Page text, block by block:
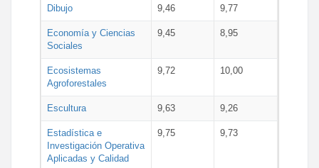
Dibujo 9,46 9,77
Economía y Ciencias
Sociales
9,45 8,95
Ecosistemas
Agroforestales
9,72 10,00
Escultura 9,63 9,26
Estadística e
Investigación Operativa
Aplicadas y Calidad
9,75 9,73